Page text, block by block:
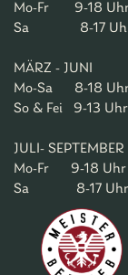
Mo-Fr 9-18
Sa 8-17
MÄRZ - JUNI
Mo-Sa 8-18
So & Fei 9-13 Uhr
JULI- SEPTEMBER
Mo-Fr 9-18 Uhr
Sa 8-17 Uhr